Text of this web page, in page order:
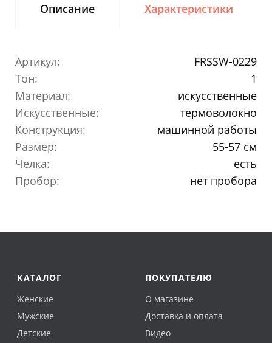
Описание Характеристики
Артикул:
FRSSW-0229
Тон:
1
Материал:
искусственные
Искусственные:
термоволокно
Конструкция:
машинной работы
Размер:
55-57 см
Челка:
есть
Пробор:
нет пробора
КАТАЛОГ
Женские
Мужские
Детские
ПОКУПАТЕЛЮ
О магазине
Доставка и оплата
Видео